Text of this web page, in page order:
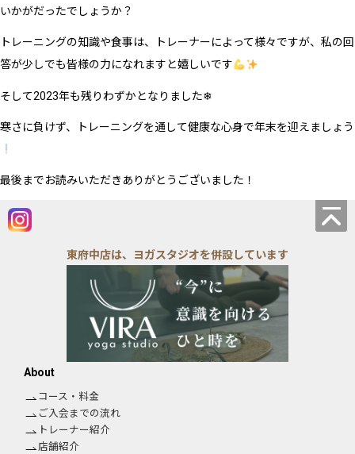
いかがだったでしょうか？
トレーニングの知識や食事は、トレーナーによって様々ですが、私の回
答が少しでも皆様の力になれますと嬉しいです
そして2023年も残りわずかとなりました❄︎
寒さに負けず、トレーニングを通して健康な心身で年末を迎えましょう
最後までお読みいただきありがとうございました！
東府中店は、ヨガスタジオを併設しています
About
コース・料金
ご入会までの流れ
トレーナー紹介
店舗紹介